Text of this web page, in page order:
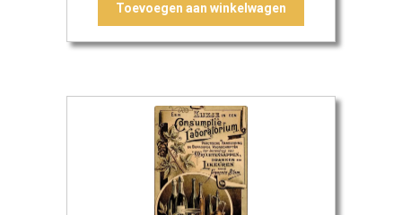
Toevoegen aan winkelwagen